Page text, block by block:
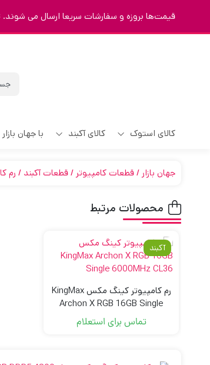
قیمت‌ها بروزه و سفارشات سریعا ارسال می شوند. تماس
کالای استوک کالای آکبند با جهان بازار
جهان بازار قطعات کامپیوتر قطعات آکبند رم
محصولات مرتبط
آکبند
رم کامپیوتر کینگ مکس KingMax
Archon X RGB 16GB Single
6000MHz CL36
تماس برای استعلام